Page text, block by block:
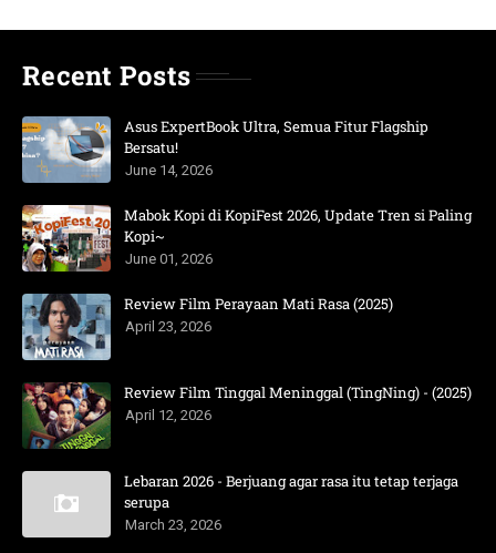
Recent Posts
Asus ExpertBook Ultra, Semua Fitur Flagship
Bersatu!
June 14, 2026
Mabok Kopi di KopiFest 2026, Update Tren si Paling
Kopi~
June 01, 2026
Review Film Perayaan Mati Rasa (2025)
April 23, 2026
Review Film Tinggal Meninggal (TingNing) - (2025)
April 12, 2026
Lebaran 2026 - Berjuang agar rasa itu tetap terjaga
serupa
March 23, 2026